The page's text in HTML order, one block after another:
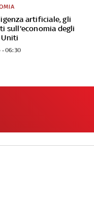
artificiale, gli
sull'economia degli
- 06:30